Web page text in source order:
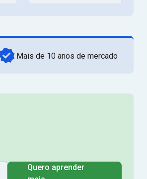
Mais de 10 anos de mercado
Quero aprender